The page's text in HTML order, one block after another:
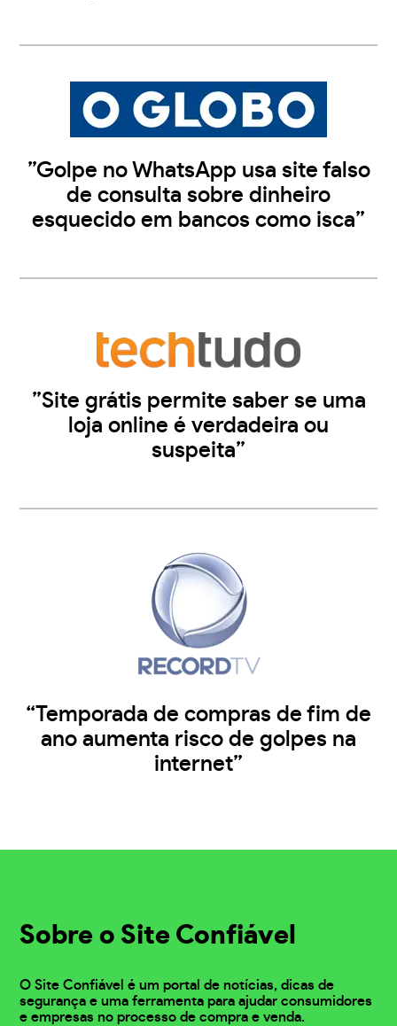
”Golpe no WhatsApp usa site falso
de consulta sobre dinheiro
esquecido em bancos como isca”
”Site grátis permite saber se uma
loja online é verdadeira ou
suspeita”
“Temporada de compras de fim de
ano aumenta risco de golpes na
internet”
Sobre o Site Confiável
O Site Confiável é um portal de notícias, dicas de
segurança e uma ferramenta para ajudar consumidores
e empresas no processo de compra e venda.